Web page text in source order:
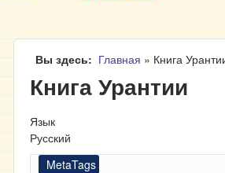
Вы здесь Главная » Книга
Книга Урантии
Язык
Русский
MetaTags